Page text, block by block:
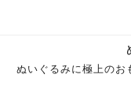
ぬいぐるみに極上のお